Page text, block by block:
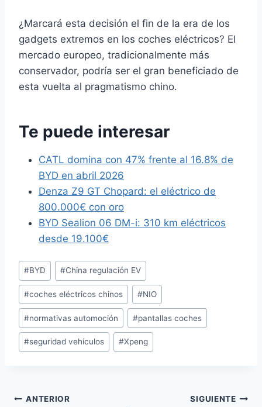
¿Marcará esta decisión el fin de la era de los
gadgets extremos en los coches eléctricos? El
mercado europeo, tradicionalmente más
conservador, podría ser el gran beneficiado de
esta vuelta al pragmatismo chino.
Te puede interesar
CATL domina con 47% frente al 16.8% de
BYD en abril 2026
Denza Z9 GT Chopard: el eléctrico de
800.000€ con oro
BYD Sealion 06 DM-i: 310 km eléctricos
desde 19.100€
Etiquetas
de
la
entrada:
#BYD #China regulación EV
#coches eléctricos chinos #NIO
#normativas automoción #pantallas coches
#seguridad vehículos #Xpeng
Navegación
ANTERIOR SIGUIENTE